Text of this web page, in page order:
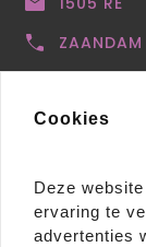
ZAANDAM
Cookies
Deze
ervaring te
advertenties